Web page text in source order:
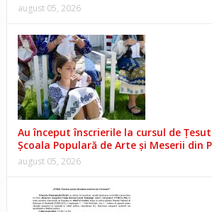
august 05, 2026
Au început înscrierile la cursul de
Școala Populară de Arte și Meserii din
august 05, 2026